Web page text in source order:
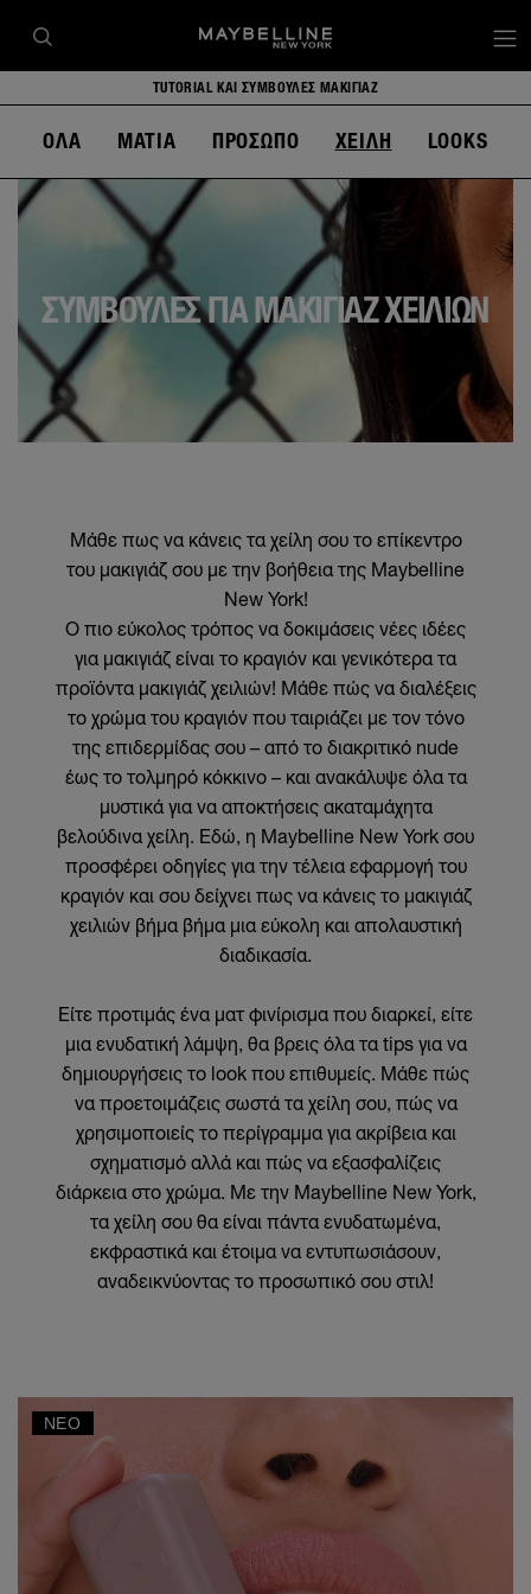
TUTORIAL ΚΑΙ ΣΥΜΒΟΥΛΕΣ ΜΑΚΙΓΙΑΖ
ΌΛΑ ΜΑΤΙΑ ΠΡΟΣΩΠΟ ΧΕΙΛΗ LOOKS
ΣΥΜΒΟΥΛΕΣ ΓΙΑ ΜΑΚΙΓΙΑΖ ΧΕΙΛΙΩΝ
Μάθε πως να κάνεις τα χείλη σου το επίκεντρο
του μακιγιάζ σου με την βοήθεια της Maybelline
New York!
Ο πιο εύκολος τρόπος να δοκιμάσεις νέες ιδέες
για μακιγιάζ είναι το κραγιόν και γενικότερα τα
προϊόντα μακιγιάζ χειλιών! Μάθε πώς να διαλέξεις
το χρώμα του κραγιόν που ταιριάζει με τον τόνο
της επιδερμίδας σου – από το διακριτικό nude
έως το τολμηρό κόκκινο – και ανακάλυψε όλα τα
μυστικά για να αποκτήσεις ακαταμάχητα
βελούδινα χείλη. Εδώ, η Maybelline New York σου
προσφέρει οδηγίες για την τέλεια εφαρμογή του
κραγιόν και σου δείχνει πως να κάνεις το μακιγιάζ
χειλιών βήμα βήμα μια εύκολη και απολαυστική
διαδικασία.
Είτε προτιμάς ένα ματ φινίρισμα που διαρκεί, είτε
μια ενυδατική λάμψη, θα βρεις όλα τα tips για να
δημιουργήσεις το look που επιθυμείς. Μάθε πώς
να προετοιμάζεις σωστά τα χείλη σου, πώς να
χρησιμοποιείς το περίγραμμα για ακρίβεια και
σχηματισμό αλλά και πώς να εξασφαλίζεις
διάρκεια στο χρώμα. Με την Maybelline New York,
τα χείλη σου θα είναι πάντα ενυδατωμένα,
εκφραστικά και έτοιμα να εντυπωσιάσουν,
αναδεικνύοντας το προσωπικό σου στιλ!
ΝΈΟ